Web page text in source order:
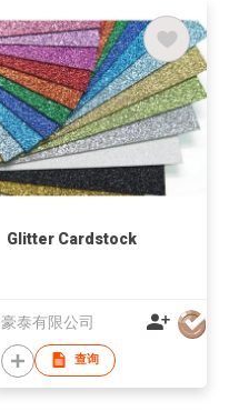
Glitter Cardstock
豪泰有限公司
查询